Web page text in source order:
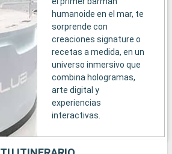
humanoide en el mar, te
sorprende con
creaciones signature o
recetas a medida, en un
universo inmersivo que
combina hologramas,
arte digital y
experiencias
interactivas.